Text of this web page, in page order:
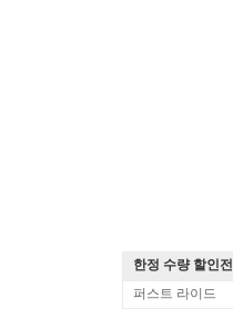
한정 수량 할인전
퍼스트 라이드